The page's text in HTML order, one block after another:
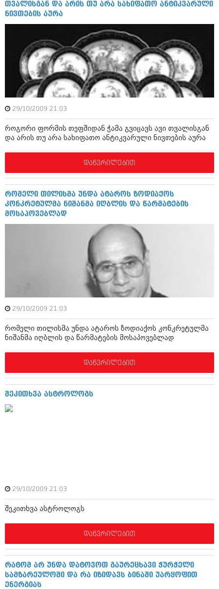
იანვარი 2016 (206)
დეკემბერი 2015 (207)
ნოემბერი 2015 (264)
ოქტომბერი 2015 (204)
სექტემბერი 2015 (215)
აგვისტო 2015 (286)
ივლისი 2015 (173)
ივნისი 2015 (261)
მაისი 2015 (194)
აპრილი 2015 (208)
იანვარი 2015 (247)
დეკემბერი 2014 (342)
ნოემბერი 2014 (290)
ოქტომბერი 2014 (292)
სექტემბერი 2014 (394)
აგვისტო 2014 (248)
ივნისი 2014 (366)
მაისი 2014 (313)
აპრილი 2014 (290)
თებერვალი 2014 (318)
იანვარი 2014 (297)
ნოემბერი 2013 (279)
ოქტომბერი 2013 (256)
სექტემბერი 2013 (368)
აგვისტო 2013 (89)
ივნისი 2013 (212)
მაისი 2013 (259)
აპრილი 2013 (304)
მარტი 2013 (352)
იანვარი 2013 (334)
ნოემბერი 2012 (295)
სექტემბერი 2012 (264)
ნოემბერი 2011 (471)
სექტემბერი 2011 (407)
ივლისი 2011 (400)
ივნისი 2011 (438)
მაისი 2011 (415)
აპრილი 2011 (294)
მარტი 2011 (654)
თებერვალი 2011 (329)
იანვარი 2011 (647)
თვალისგან და არის თუ არა სახიფათო ანტიკვარული
ნივთების აურა
29/10/2009 21:03
როგორი ფორმის თეფშიდან ჭამა გვიცავს ავი თვალისგან
და არის თუ არა სახიფათო ანტიკვარული ნივთების აურა
დაწვრილებით
რომელი თილისმა უნდა ატაროს ზოდიაქოს
კონკრეტულმა ნიშანმა იღბლის და წარმატების
მოსაპოვებლად
29/10/2009 21:03
რომელი თილისმა უნდა ატაროს ზოდიაქოს კონკრეტულმა
ნიშანმა იღბლის და წარმატების მოსაპოვებლად
დაწვრილებით
შეკითხვა ასტროლოგს
29/10/2009 21:03
შეკითხვა ასტროლოგს
დაწვრილებით
რატომ არ უნდა დატოვოთ გაურეცხავი ჭურჭელი
სამზარეულოში და რა იზიდავს ბინაში უარყოფით
ენერგიას